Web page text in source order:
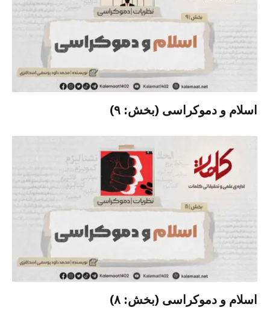
اسلام و دموکراسی (بخش: ۹)
اسلام و دموکراسی (بخش: ۸)